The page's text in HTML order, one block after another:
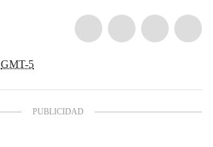
GMT-5